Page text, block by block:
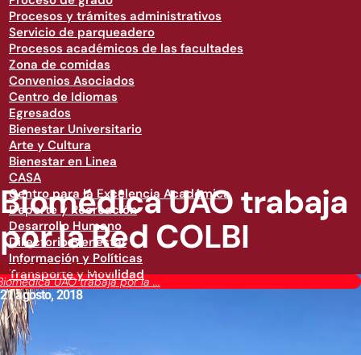
Procesos y trámites administrativos
Servicio de parqueadero
Procesos académicos de las facultades
Zona de comidas
Convenios Asociados
Centro de Idiomas
Egresados
Bienestar Universitario
Arte y Cultura
Bienestar en Linea
CASA
Centro para la Excelencia Académica
Deporte y Recreación
Desarrollo Humano
Directorio Bienestar
Información y Políticas
Transporte y Movilidad
UAO trabaja por la ...
Biomédica UAO trabaja
por la Red COLBI
Lo UAO de la Semana
21 agosto, 2018